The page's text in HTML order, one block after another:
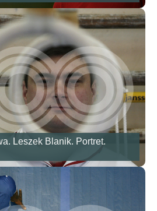
Leszek Blanik. Portret.